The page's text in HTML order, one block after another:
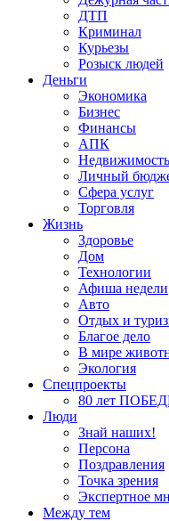
ДТП
Криминал
Курьезы
Розыск людей
Деньги
Экономика
Бизнес
Финансы
АПК
Недвижимость
Личный
Сфера услуг
Торговля
Жизнь
Здоровье
Дом
Технологии
Афиша недели
Авто
Отдых и
Благое дело
В мире
Экология
Спецпроекты
80 лет
Люди
Знай наших!
Персона
Поздравления
Точка зрения
Экспертное
Между тем